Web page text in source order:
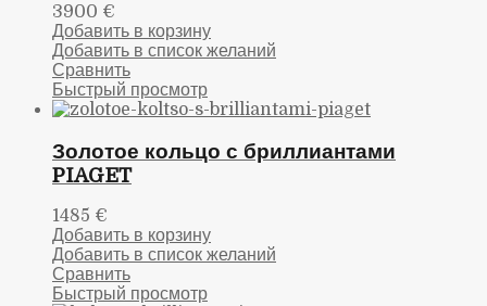
3900 €
Добавить в корзину
Добавить в список желаний
Сравнить
Быстрый просмотр
Золотое кольцо с бриллиантами
PIAGET
1485 €
Добавить в корзину
Добавить в список желаний
Сравнить
Быстрый просмотр